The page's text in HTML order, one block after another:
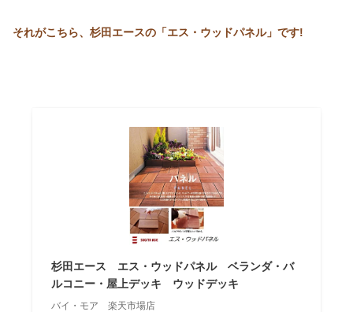
それがこちら、杉田エースの「エス・ウッドパネル」です!
杉田エース エス・ウッドパネル ベランダ・バ
ルコニー・屋上デッキ ウッドデッキ
バイ・モア 楽天市場店